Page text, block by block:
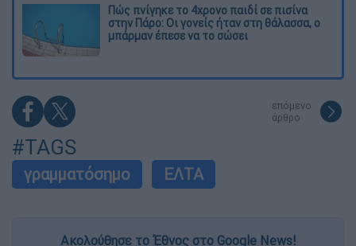
Πώς πνίγηκε το 4χρονο παιδί σε πισίνα
στην Πάρο: Οι γονείς ήταν στη θάλασσα, ο
μπάρμαν έπεσε να το σώσει
επόμενο
άρθρο
#TAGS
γραμματόσημο ΕΛΤΑ
Ακολούθησε το Έθνος στο Google News!